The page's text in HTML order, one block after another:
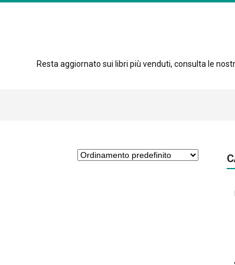
Resta aggiornato sui libri più venduti, consulta le